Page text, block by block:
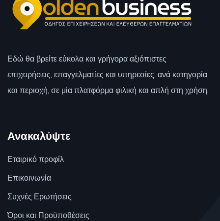
Εδώ θα βρείτε εύκολα και γρήγορα αξιόπιστες
επιχειρήσεις, επαγγελματίες και υπηρεσίες, ανά κατηγορία
και περιοχή, σε μία πλατφόρμα φιλική και απλή στη χρήση.
Ανακαλύψτε
Εταιρικό προφίλ
Επικοινωνία
Συχνές Ερωτήσεις
Όροι και Προϋποθέσεις